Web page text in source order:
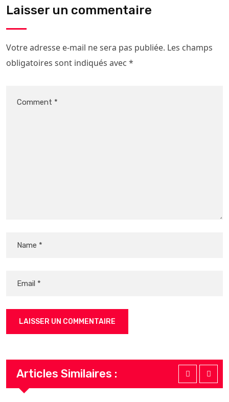
Laisser un commentaire
Votre adresse e-mail ne sera pas publiée. Les champs
obligatoires sont indiqués avec *
Articles Similaires :